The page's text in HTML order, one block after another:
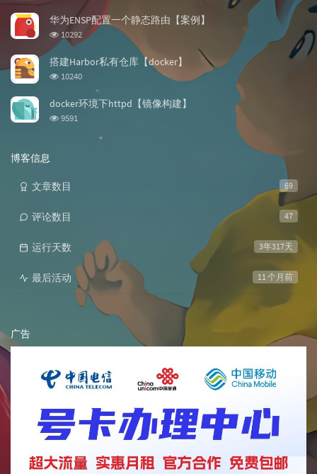
次
数:
华为ENSP配置一个静态路由【案例】
浏
览
次
数:
10292
搭建Harbor私有仓库【docker】
浏
次
10240
docker环境下httpd【镜像构建】
浏
9591
博客信息
69
文章数目
47
评论数目
3年317天
运行天数
11 个月前
最后活动
广告